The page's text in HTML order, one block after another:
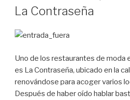
EL
La Contraseña
Uno de los restaurantes de moda
es La Contraseña, ubicado en la
renovándose para acoger varios
Después de haber oído hablar